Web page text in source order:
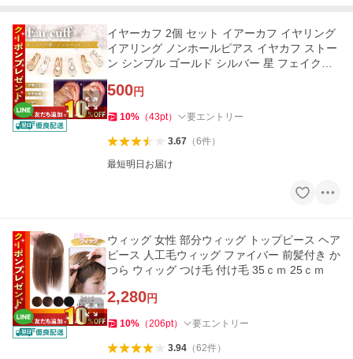
イヤーカフ 2個 セット イアーカフ イヤリング
イアリング ノンホールピアス イヤカフ ストー
ン シンプル ゴールド シルバー 星 フェイクピ
500円
10% （43pt） 要エントリー
3.67（6件）
最短明日お届け
ウィッグ 女性 部分ウィッグ トップピース ヘア
ピース 人工毛ウィッグ ファイバー 前髪付き か
つら ウィッグ つけ毛 付け毛 35ｃｍ 25ｃｍ
2,280円
10% （206pt） 要エントリー
3.94（62件）